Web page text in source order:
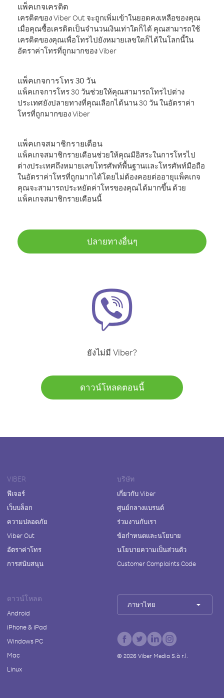
แพ็คเกจเครดิต
เครดิตของ Viber Out จะถูกเพิ่มเข้าในยอดคงเหลือของคุณ
เมื่อคุณซื้อเครดิตเป็นจำนวนเงินเท่าใดก็ได้ คุณสามารถใช้
เครดิตของคุณเพื่อโทรไปยังหมายเลขใดก็ได้ในโลกนี้ใน
อัตราค่าโทรที่ถูกมากของ Viber
แพ็คเกจการโทร 30 วัน
แพ็คเกจการโทร 30 วันช่วยให้คุณสามารถโทรไปต่าง
ประเทศยังปลายทางที่คุณเลือกได้นาน 30 วัน ในอัตราค่า
โทรที่ถูกมากของ Viber
แพ็คเกจสมาชิกรายเดือน
แพ็คเกจสมาชิกรายเดือนช่วยให้คุณมีอิสระในการโทรไป
ต่างประเทศถึงหมายเลขโทรศัพท์พื้นฐานและโทรศัพท์มือถือ
ในอัตราค่าโทรที่ถูกมากได้โดยไม่ต้องคอยต่ออายุแพ็คเกจ
คุณจะสามารถประหยัดค่าโทรของคุณได้มากขึ้น ด้วย
แพ็คเกจสมาชิกรายเดือนนี้
ปลายทางอื่นๆ
ยังไม่มี Viber?
ดาวน์โหลดตอนนี้
VIBER
ฟีเจอร์
เว็บบล็อก
ความปลอดภัย
Viber Out
อัตราค่าโทร
การสนับสนุน
บริษัท
เกี่ยวกับ Viber
ศูนย์กลางแบรนด์
ร่วมงานกับเรา
ข้อกำหนดและนโยบาย
นโยบายความเป็นส่วนตัว
Customer Complaints Code
ดาวน์โหลด
Android
iPhone & iPad
Windows PC
Mac
Linux
ภาษาไทย
© 2026Viber Media S.à r.l.